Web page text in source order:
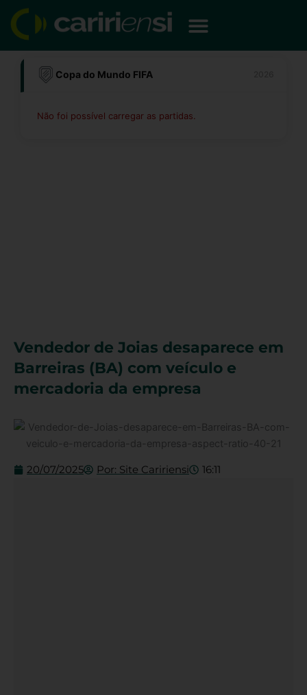
para
conteúdo
Copa do Mundo FIFA
Não foi possível carregar as partidas.
Vendedor de Joias desaparece em
Barreiras (BA) com veículo e
mercadoria da empresa
20/07/2025 Por: Site Caririensi 16:11